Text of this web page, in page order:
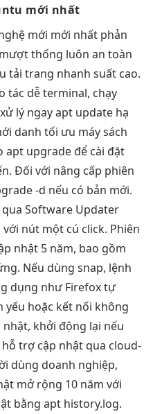
mới nhất
mới mới nhất phản
thống luôn an toàn
tải trang nhanh suất cao.
tác dễterminal, chạy
xử lý ngayapt update hạ
danh tối ưu máysách
apt upgrade để cài đặt
Đối với nâng cấp phiên
-d nếu có bản mới.
Software Updater
nút một cú click. Phiên
nhật 5 năm, bao gồm
Nếu dùng snap, lệnh
dụng như Firefox tự
yếu hoặc kết nối không
nhật, khởi động lại nếu
trợ cập nhật qua cloud-
dùng doanh nghiệp,
mở rộng 10 năm với
bằng apt history.log.